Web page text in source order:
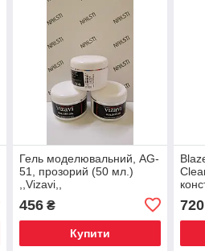
Гель моделювальний, AG-
51, прозорий (50 мл.)
,,Vizavi,,
456₴
Купити
720